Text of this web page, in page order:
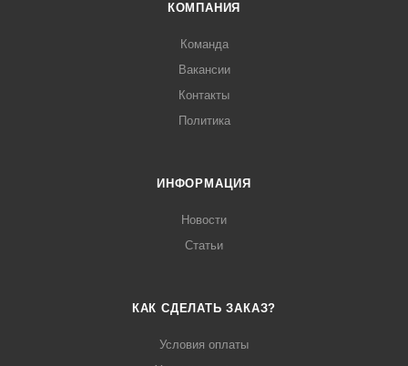
КОМПАНИЯ
Команда
Вакансии
Контакты
Политика
ИНФОРМАЦИЯ
Новости
Статьи
КАК СДЕЛАТЬ ЗАКАЗ?
Условия оплаты